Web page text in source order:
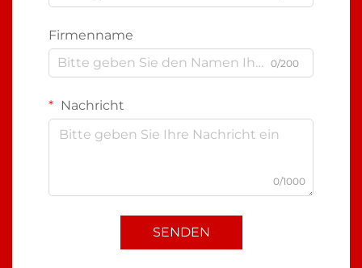
Firmenname
0/200
Nachricht
0/1000
SENDEN